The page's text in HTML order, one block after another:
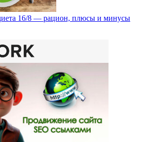
16/8 — рацион, плюсы и минусы